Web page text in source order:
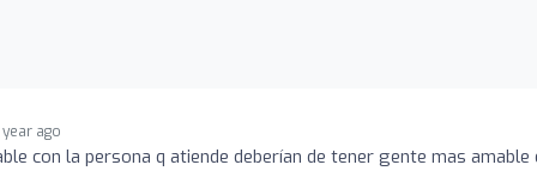
year ago
con la persona q atiende deberían de tener gente mas amable